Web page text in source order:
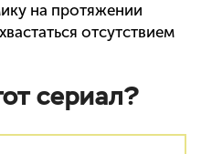
на протяжении
отсутствием
сериал?